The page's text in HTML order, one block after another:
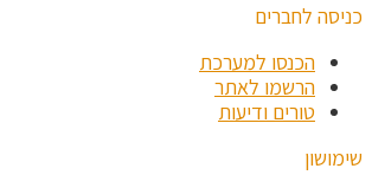
כניסה לחברים
הכנסו למערכת
הרשמו לאתר
טורים ודיעות
שימושון